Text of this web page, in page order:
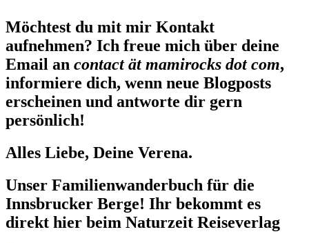
Möchtest du mit mir Kontakt
aufnehmen? Ich freue mich über deine
Email an contact ät mamirocks dot com,
informiere dich, wenn neue Blogposts
erscheinen und antworte dir gern
persönlich!
Alles Liebe, Deine Verena.
Unser Familienwanderbuch für die
Innsbrucker Berge! Ihr bekommt es
direkt hier beim Naturzeit Reiseverlag